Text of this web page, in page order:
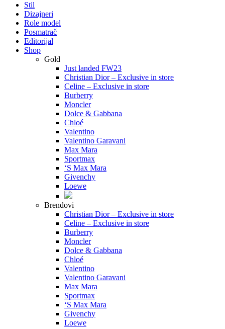
Stil
Dizajneri
Role model
Posmatrač
Editorijal
Shop
Gold
Just landed FW23
Christian Dior – Exclusive in store
Celine – Exclusive in store
Burberry
Moncler
Dolce & Gabbana
Chloé
Valentino
Valentino Garavani
Max Mara
Sportmax
‘S Max Mara
Givenchy
Loewe
Brendovi
Christian Dior – Exclusive in store
Celine – Exclusive in store
Burberry
Moncler
Dolce & Gabbana
Chloé
Valentino
Valentino Garavani
Max Mara
Sportmax
‘S Max Mara
Givenchy
Loewe